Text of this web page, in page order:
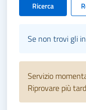
Ricerca
Se non trovi gli
Servizio
Riprovare più